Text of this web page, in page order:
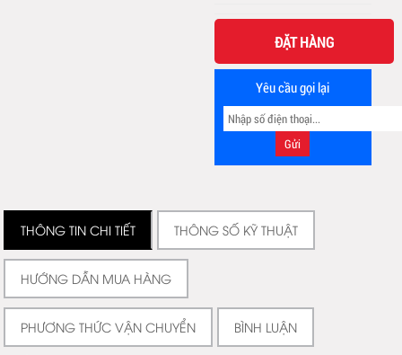
ĐẶT HÀNG
Yêu cầu gọi lại
THÔNG TIN CHI TIẾT THÔNG SỐ KỸ THUẬT
HƯỚNG DẪN MUA HÀNG
PHƯƠNG THỨC VẬN CHUYỂN BÌNH LUẬN